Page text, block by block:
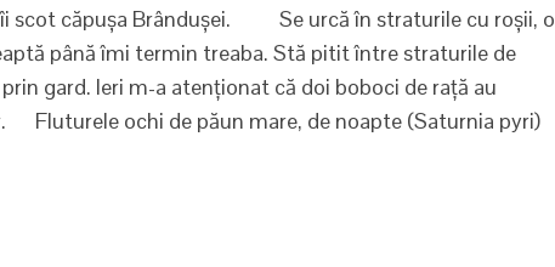
îi scot căpușa Brândușei. Se urcă în straturile cu roșii, o
până îmi termin treaba. Stă pitit între straturile de
gard. Ieri m-a atenționat că doi boboci de rață au
Fluturele ochi de păun mare, de noapte (Saturnia pyri)